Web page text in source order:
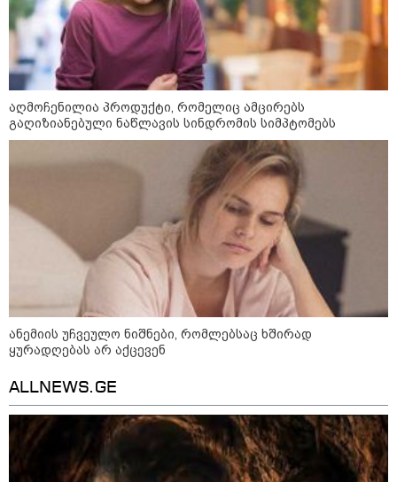
აგვისტო
აგვისტო აგარაკზე: ეს 5 საქმე
უნდა მოასწროთ შემოდგომის
დადგომამდე
ფული ამ ზოდიაქოს ნიშნების
ხელში აღმოჩნდება: ვინ
გამდიდრდება?
როგორ ჩავიცვათ 40 წლის
შემდეგ: მილიონერების
აღმოჩენილია პროდუქტი, რომელიც ამცირებს
გაღიზიანებული ნაწლავის სინდრომის სიმპტომებს
ანემიის უჩვეულო ნიშნები, რომლებსაც ხშირად
ყურადღებას არ აქცევენ
ALLNEWS.GE